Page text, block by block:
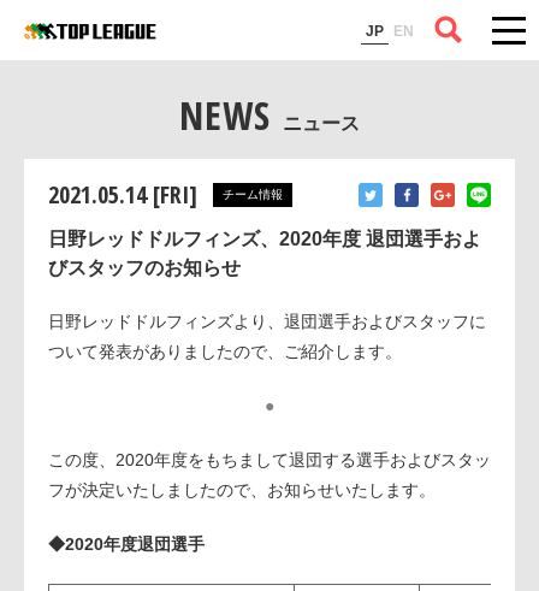
JP EN
コラム
NEWS ニュース
2021.05.14 [FRI] チーム情報
日野レッドドルフィンズ、2020年度 退団選手およ
びスタッフのお知らせ
日野レッドドルフィンズより、退団選手およびスタッフに
ついて発表がありましたので、ご紹介します。
●
この度、2020年度をもちまして退団する選手およびスタッ
フが決定いたしましたので、お知らせいたします。
◆2020年度退団選手